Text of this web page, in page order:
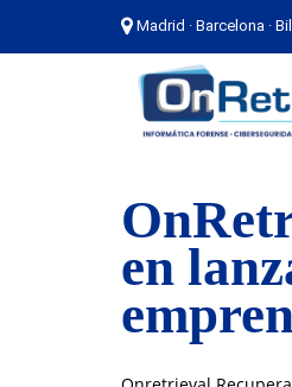
Madrid · Barcelona ·
Madrid · Barcelona
en